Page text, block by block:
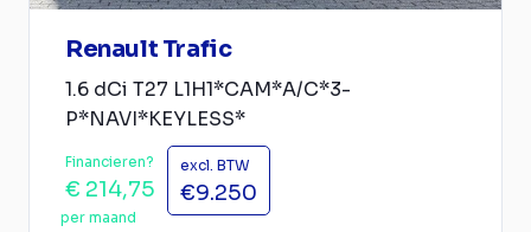
Renault Trafic
1.6 dCi T27 L1H1*CAM*A/C*3-
P*NAVI*KEYLESS*
Financieren?
€ 214,75
per maand
excl. BTW
€9.250